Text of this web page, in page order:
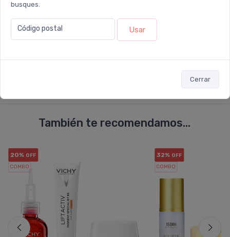
busques.
Código postal Usar
Cerrar
También te recomendamos...
20% OFF
COMBO
32% OFF
COMBO